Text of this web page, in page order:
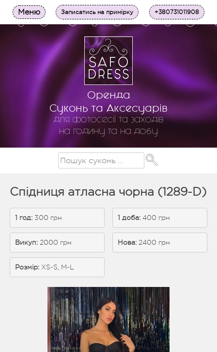
Оренда
Суконь та Аксесуарів
для фотосесії та заходів
на годину та на добу
Меню Записатись на примірку +380731011908
Спідниця атласна чорна (1289-D)
1 год: 300 грн 1 доба: 400 грн
Викуп: 2000 грн Нова: 2400 грн
Розмір: XS-S, M-L